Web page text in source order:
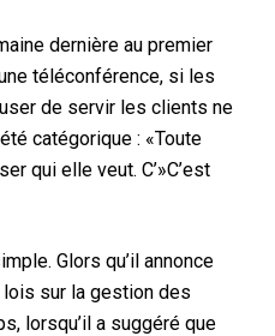
dernière au premier
téléconférence, si les
de servir les clients ne
catégorique : «Toute
qui elle veut. C’»C’est
Glors qu’il annonce
sur la gestion des
lorsqu’il a suggéré que